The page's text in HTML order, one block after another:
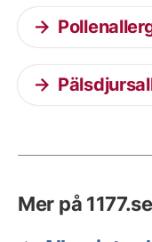
Mer på 1177.se